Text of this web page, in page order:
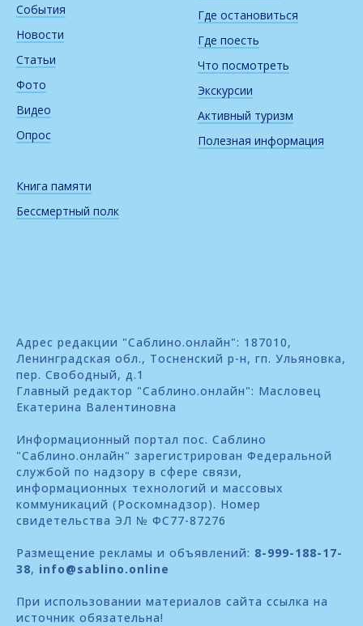
События
Новости
Статьи
Фото
Видео
Опрос
Книга памяти
Бессмертный полк
Где остановиться
Где поесть
Что посмотреть
Экскурсии
Активный туризм
Полезная информация
Адрес редакции "Саблино.онлайн": 187010,
Ленинградская обл., Тосненский р-н, гп. Ульяновка,
пер. Свободный, д.1
Главный редактор "Саблино.онлайн": Масловец
Екатерина Валентиновна
Информационный портал пос. Саблино
"Саблино.онлайн" зарегистрирован Федеральной
службой по надзору в сфере связи,
информационных технологий и массовых
коммуникаций (Роскомнадзор). Номер
свидетельства ЭЛ № ФС77-87276
Размещение рекламы и объявлений: 8-999-188-17-
38, info@sablino.online
При использовании материалов сайта ссылка на
источник обязательна!